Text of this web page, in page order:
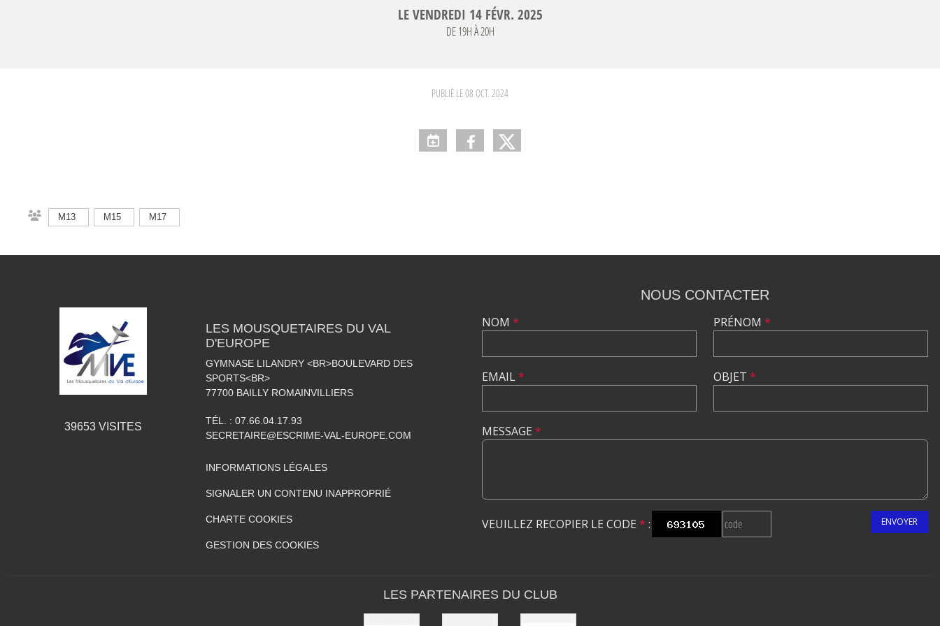
LEVENDREDI 14 FÉVR. 2025
DE 19H À 20H
PUBLIÉ LE08 OCT. 2024
M13 M15 M17
39653VISITES
LES MOUSQUETAIRES DU VAL
D'EUROPE
GYMNASE LILANDRY <BR>BOULEVARD DES
SPORTS<BR>
77700 BAILLY ROMAINVILLIERS
TÉL. : 07.66.04.17.93
SECRETAIRE@ESCRIME-VAL-EUROPE.COM
INFORMATIONS LÉGALES
SIGNALER UN CONTENU INAPPROPRIÉ
CHARTE COOKIES
GESTION DES COOKIES
NOUS CONTACTER
NOM *
EMAIL*
PRÉNOM *
OBJET *
MESSAGE *
VEUILLEZ RECOPIER LE CODE * : ENVOYER
LES PARTENAIRES DU CLUB